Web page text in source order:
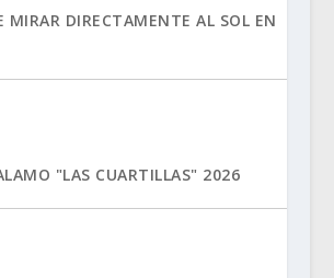
MIRAR DIRECTAMENTE AL SOL EN
"LAS CUARTILLAS" 2026